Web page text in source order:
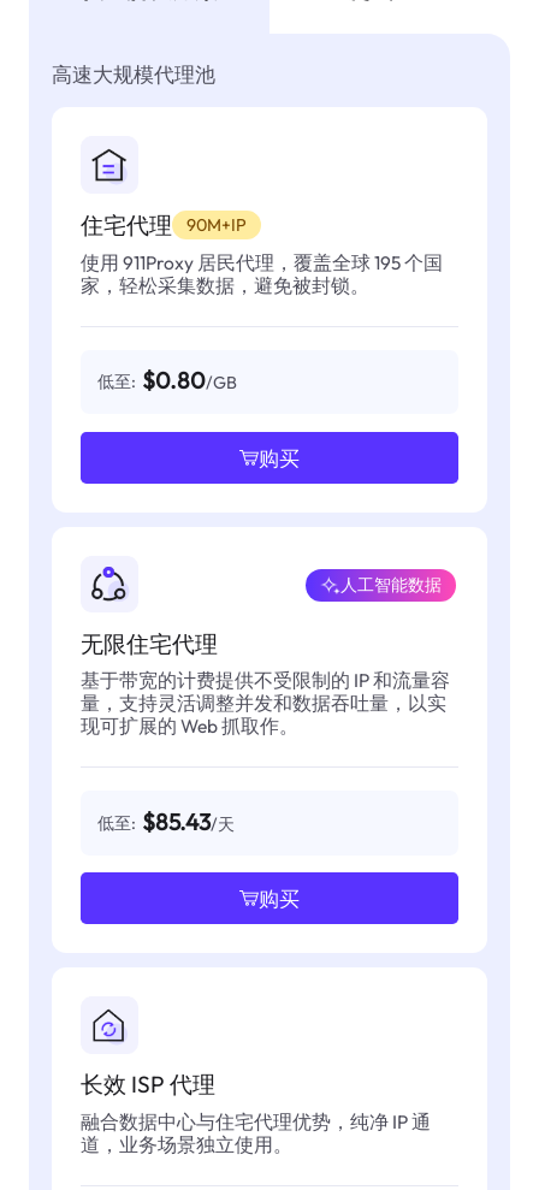
高速大规模代理池
住宅代理 90M+IP
使用 911Proxy 居民代理，覆盖全球 195 个国
家，轻松采集数据，避免被封锁。
低至: $0.80/GB
购买
无限住宅代理
人工智能数据
基于带宽的计费提供不受限制的 IP 和流量容
量，支持灵活调整并发和数据吞吐量，以实
现可扩展的 Web 抓取作。
低至: $85.43/天
购买
长效 ISP 代理
融合数据中心与住宅代理优势，纯净 IP 通
道，业务场景独立使用。